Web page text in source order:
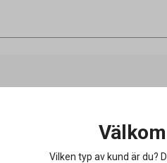
Vilken typ av kund är du?